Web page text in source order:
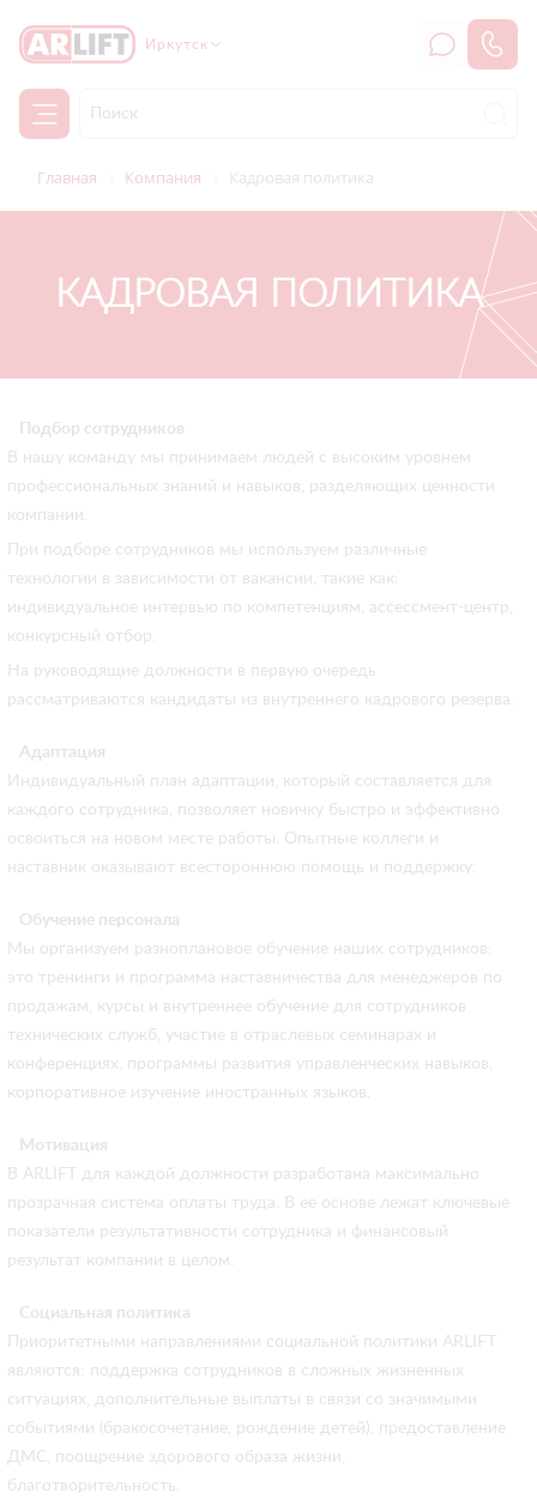
Иркутск
Главная Компания Кадровая политика
КАДРОВАЯ ПОЛИТИКА
Подбор сотрудников
В нашу команду мы принимаем людей с высоким уровнем
профессиональных знаний и навыков, разделяющих ценности
компании.
При подборе сотрудников мы используем различные
технологии в зависимости от вакансии, такие как:
индивидуальное интервью по компетенциям, ассессмент-центр,
конкурсный отбор.
На руководящие должности в первую очередь
рассматриваются кандидаты из внутреннего кадрового резерва.
Адаптация
Индивидуальный план адаптации, который составляется для
каждого сотрудника, позволяет новичку быстро и эффективно
освоиться на новом месте работы. Опытные коллеги и
наставник оказывают всестороннюю помощь и поддержку.
Обучение персонала
Мы организуем разноплановое обучение наших сотрудников:
это тренинги и программа наставничества для менеджеров по
продажам, курсы и внутреннее обучение для сотрудников
технических служб, участие в отраслевых семинарах и
конференциях, программы развития управленческих навыков,
корпоративное изучение иностранных языков.
Мотивация
В ARLIFT для каждой должности разработана максимально
прозрачная система оплаты труда. В ее основе лежат ключевые
показатели результативности сотрудника и финансовый
результат компании в целом.
Социальная политика
Приоритетными направлениями социальной политики ARLIFT
являются: поддержка сотрудников в сложных жизненных
ситуациях, дополнительные выплаты в связи со значимыми
событиями (бракосочетание, рождение детей), предоставление
ДМС, поощрение здорового образа жизни,
благотворительность.